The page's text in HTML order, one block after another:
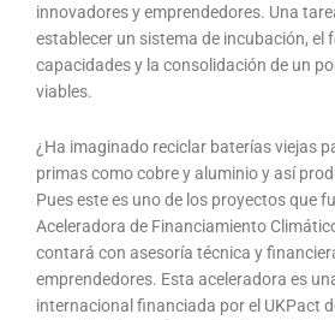
innovadores y emprendedores. Una
establecer un sistema de incubación, el
capacidades y la consolidación de un
viables.
¿Ha imaginado reciclar baterías viejas
primas como cobre y aluminio y así
Pues este es uno de los proyectos que
Aceleradora de Financiamiento
contará con asesoría técnica y
emprendedores. Esta aceleradora es
internacional financiada por el UKPact